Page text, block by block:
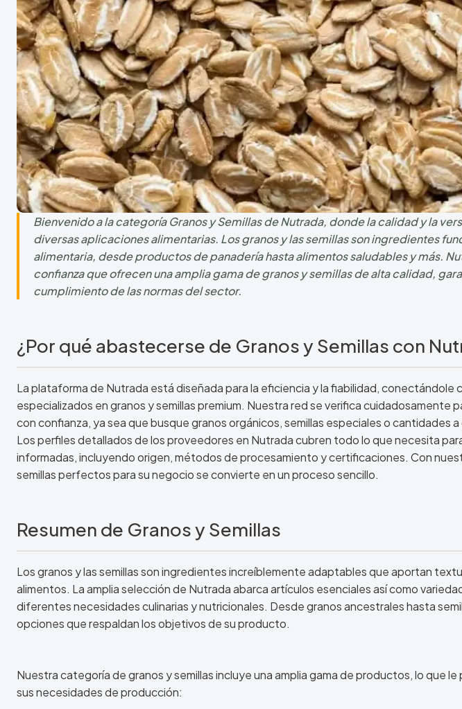
Bienvenido a la categoría Granos y Semillas de Nutrada, donde la calidad y la
diversas aplicaciones alimentarias. Los granos y las semillas son ingredientes
alimentaria, desde productos de panadería hasta alimentos saludables y más.
confianza que ofrecen una amplia gama de granos y semillas de alta calidad,
cumplimiento de las normas del sector.
¿Por qué abastecerse de Granos y Semillas con
La plataforma de Nutrada está diseñada para la eficiencia y la fiabilidad, conectándole
especializados en granos y semillas premium. Nuestra red se verifica cuidadosamente
con confianza, ya sea que busque granos orgánicos, semillas especiales o cantidades
Los perfiles detallados de los proveedores en Nutrada cubren todo lo que necesita
informadas, incluyendo origen, métodos de procesamiento y certificaciones. Con
semillas perfectos para su negocio se convierte en un proceso sencillo.
Resumen de Granos y Semillas
Los granos y las semillas son ingredientes increíblemente adaptables que aportan
alimentos. La amplia selección de Nutrada abarca artículos esenciales así como
diferentes necesidades culinarias y nutricionales. Desde granos ancestrales hasta
opciones que respaldan los objetivos de su producto.
Nuestra categoría de granos y semillas incluye una amplia gama de productos, lo que
sus necesidades de producción: